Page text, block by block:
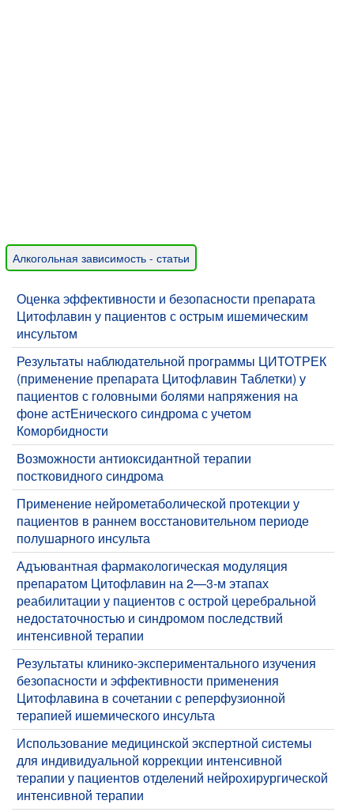
Алкогольная зависимость - статьи
Оценка эффективности и безопасности препарата
Цитофлавин у пациентов с острым ишемическим
инсультом
Результаты наблюдательной программы ЦИТОТРЕК
(применение препарата Цитофлавин Таблетки) у
пациентов с головными болями напряжения на
фоне астЕнического синдрома с учетом
Коморбидности
Возможности антиоксидантной терапии
постковидного синдрома
Применение нейрометаболической протекции у
пациентов в раннем восстановительном периоде
полушарного инсульта
Адъювантная фармакологическая модуляция
препаратом Цитофлавин на 2—3-м этапах
реабилитации у пациентов с острой церебральной
недостаточностью и синдромом последствий
интенсивной терапии
Результаты клинико-экспериментального изучения
безопасности и эффективности применения
Цитофлавина в сочетании с реперфузионной
терапией ишемического инсульта
Использование медицинской экспертной системы
для индивидуальной коррекции интенсивной
терапии у пациентов отделений нейрохирургической
интенсивной терапии